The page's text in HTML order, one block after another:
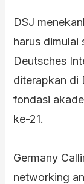
DSJ
harus dimulai
Deutsches
diterapkan di
fondasi
ke-21.
Germany
networking